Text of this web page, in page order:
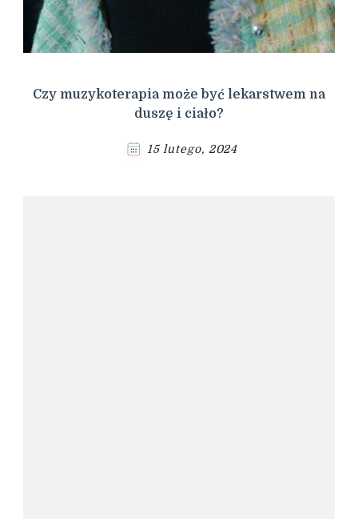
Czy muzykoterapia może być lekarstwem na
duszę i ciało?
15 lutego, 2024